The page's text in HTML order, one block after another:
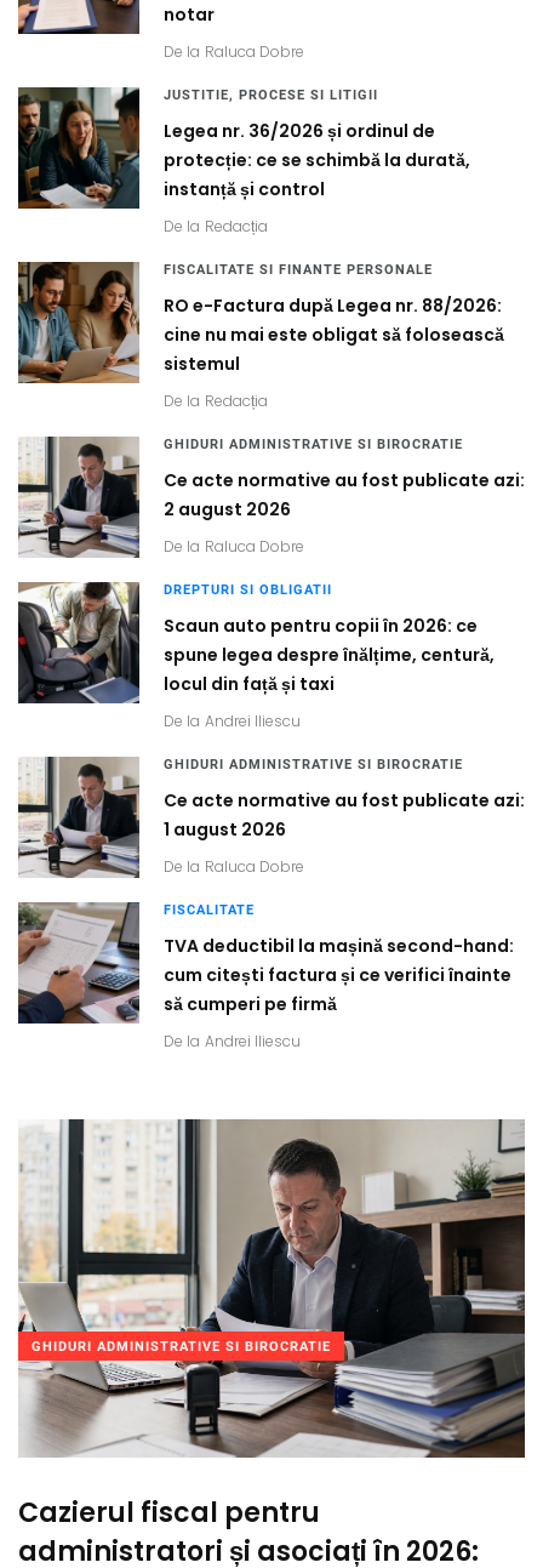
notar
De la Raluca Dobre
JUSTITIE, PROCESE SI LITIGII
Legea nr. 36/2026 și ordinul de
protecție: ce se schimbă la durată,
instanță și control
De la Redacția
FISCALITATE SI FINANTE PERSONALE
RO e-Factura după Legea nr. 88/2026:
cine nu mai este obligat să folosească
sistemul
De la Redacția
GHIDURI ADMINISTRATIVE SI BIROCRATIE
Ce acte normative au fost publicate azi:
2 august 2026
De la Raluca Dobre
DREPTURI SI OBLIGATII
Scaun auto pentru copii în 2026: ce
spune legea despre înălțime, centură,
locul din față și taxi
De la Andrei Iliescu
GHIDURI ADMINISTRATIVE SI BIROCRATIE
Ce acte normative au fost publicate azi:
1 august 2026
De la Raluca Dobre
FISCALITATE
TVA deductibil la mașină second-hand:
cum citești factura și ce verifici înainte
să cumperi pe firmă
De la Andrei Iliescu
GHIDURI ADMINISTRATIVE SI BIROCRATIE
Cazierul fiscal pentru
administratori și asociați în 2026: